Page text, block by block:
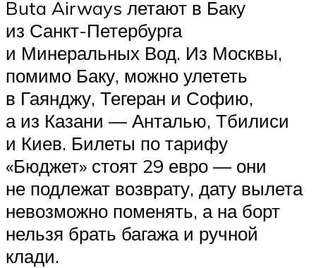
Buta Airways летают в Баку
из Санкт-Петербурга
и Минеральных Вод. Из Москвы,
помимо Баку, можно улететь
в Гаянджу, Тегеран и Софию,
а из Казани — Анталью, Тбилиси
и Киев. Билеты по тарифу
«Бюджет» стоят 29 евро — они
не подлежат возврату, дату вылета
невозможно поменять, а на борт
нельзя брать багажа и ручной
клади.